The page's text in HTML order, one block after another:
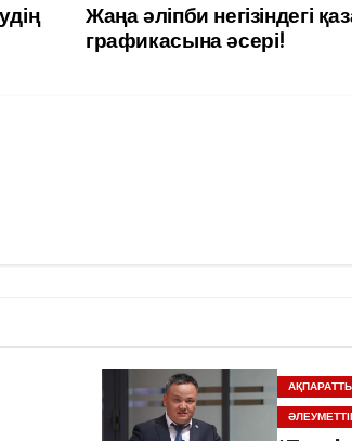
Жаңа әліпби негізіндегі
графикасына әсері!